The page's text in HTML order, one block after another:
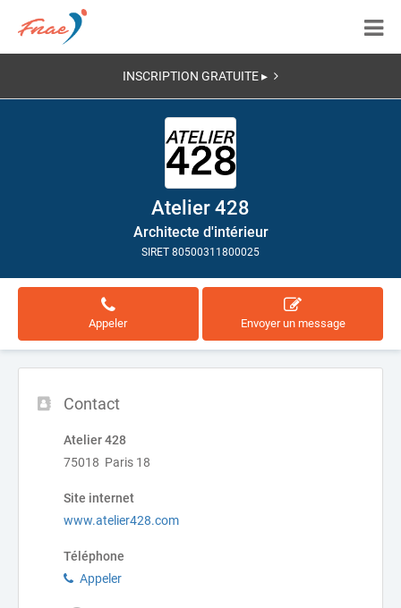
INSCRIPTION GRATUITE ▸
Atelier 428
Architecte d'intérieur
SIRET 80500311800025
Appeler Envoyer un message
Contact
Atelier 428
75018 Paris 18
Site internet
www.atelier428.com
Téléphone
Appeler